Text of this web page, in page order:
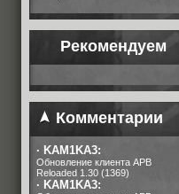
Рекомендуем
Комментарии
· KAM1KA3:
Обновление клиента APB
Reloaded 1.30 (1369)
· KAM1KA3: